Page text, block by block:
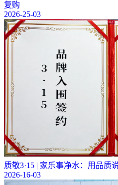
复购
2026-25-03
质敬3·15 | 家乐事净水：用品质
2026-16-03